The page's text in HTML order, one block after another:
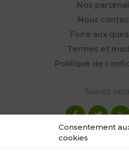
Consentement
cookies
Nos
Nous
Foire aux
Termes et
Politique de
Suivez-